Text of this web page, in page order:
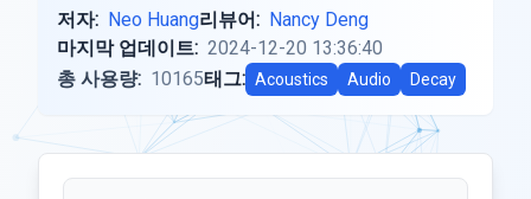
저자: Neo Huang리뷰어: Nancy Deng
마지막 업데이트: 2024-12-20 13:36:40
총 사용량: 10165태그: Acoustics Audio Decay